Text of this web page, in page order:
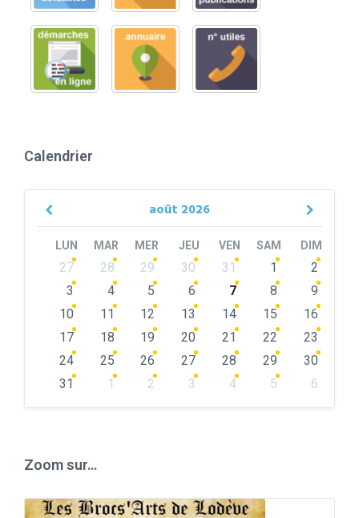
Calendrier
août 2026
Previous
LUN MAR MER JEU VEN SAM DIM
Skip
calendar
27 28 29 30 31 1
2
3
4 5 6 7 8
9
10
11 12 13 14 15
16
17
18 19 20 21 22
23
24
25 26 27 28 29
30
31
1 2 3 4 5
6
Zoom sur…